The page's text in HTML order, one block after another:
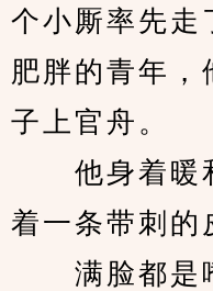
个小厮率先走
肥胖的青年，
子上官舟。
他身着暖
着一条带刺的
满脸都是嗜